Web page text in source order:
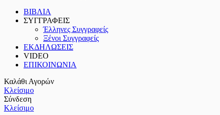
ΒΙΒΛΙΑ
ΣΥΓΓΡΑΦΕΙΣ
Έλληνες Συγγραφείς
Ξένοι Συγγραφείς
ΕΚΔΗΛΩΣΕΙΣ
VIDEO
ΕΠΙΚΟΙΝΩΝΙΑ
Καλάθι Αγορών
Κλείσιμο
Σύνδεση
Κλείσιμο